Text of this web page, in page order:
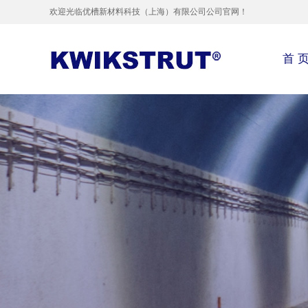
欢迎光临优槽新材料科技（上海）有限公司公司官网！
首